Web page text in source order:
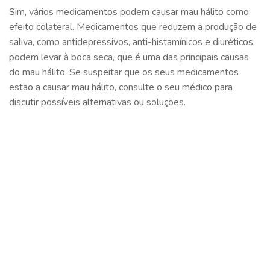
Sim, vários medicamentos podem causar mau hálito como
efeito colateral. Medicamentos que reduzem a produção de
saliva, como antidepressivos, anti-histamínicos e diuréticos,
podem levar à boca seca, que é uma das principais causas
do mau hálito. Se suspeitar que os seus medicamentos
estão a causar mau hálito, consulte o seu médico para
discutir possíveis alternativas ou soluções.